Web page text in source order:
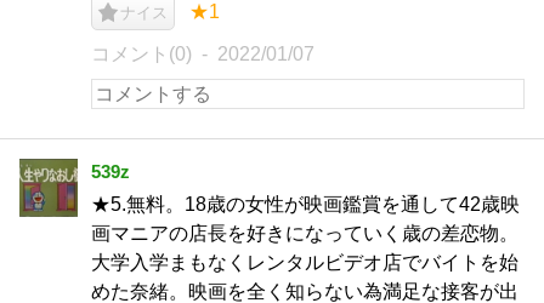
ナイス ★1
コメント(0) 2022/01/07
539z
★5.無料。18歳の女性が映画鑑賞を通して42歳映
画マニアの店長を好きになっていく歳の差恋物。
大学入学まもなくレンタルビデオ店でバイトを始
めた奈緒。映画を全く知らない為満足な接客が出